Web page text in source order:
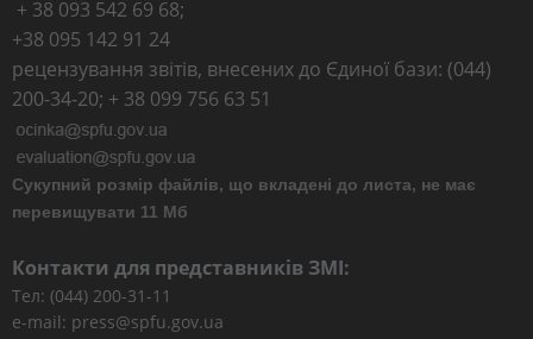
+ 38 093 542 69 68;
+38 095 142 91 24
рецензування звітів, внесених до Єдиної бази: (044)
200-34-20; + 38 099 756 63 51
Сукупний розмір файлів, що вкладені до листа, не має
перевищувати 11 Мб
Контакти для представників ЗМІ:
Тел: (044) 200-31-11
e-mail: press@spfu.gov.ua